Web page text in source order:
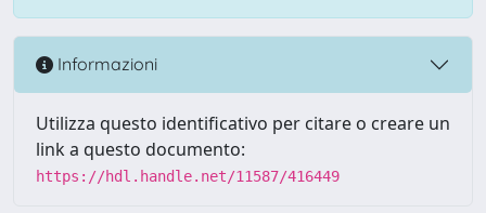
Informazioni
Utilizza questo identificativo per citare o creare un
link a questo documento:
https://hdl.handle.net/11587/416449